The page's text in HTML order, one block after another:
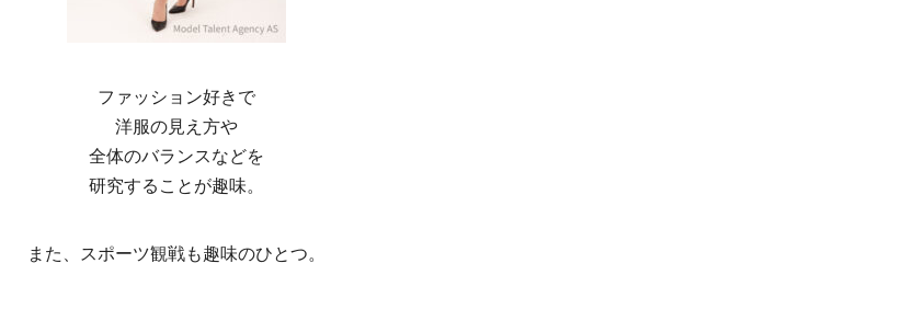
ファッション好きで
洋服の見え方や
全体のバランスなどを
研究することが趣味。
また、スポーツ観戦も趣味のひとつ。